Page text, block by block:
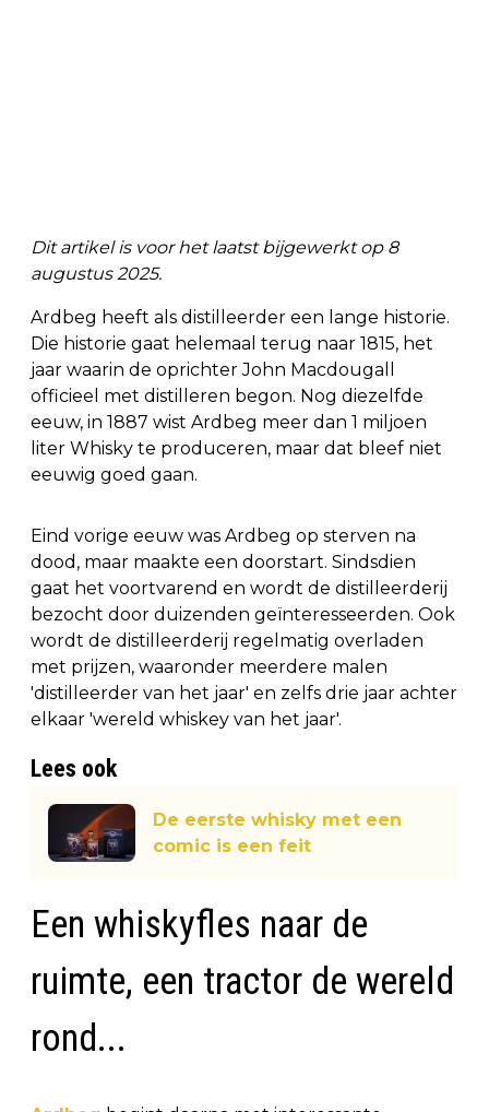
Dit artikel is voor het laatst bijgewerkt op 8
augustus 2025.
Ardbeg heeft als distilleerder een lange historie.
Die historie gaat helemaal terug naar 1815, het
jaar waarin de oprichter John Macdougall
officieel met distilleren begon. Nog diezelfde
eeuw, in 1887 wist Ardbeg meer dan 1 miljoen
liter Whisky te produceren, maar dat bleef niet
eeuwig goed gaan.
Eind vorige eeuw was Ardbeg op sterven na
dood, maar maakte een doorstart. Sindsdien
gaat het voortvarend en wordt de distilleerderij
bezocht door duizenden geïnteresseerden. Ook
wordt de distilleerderij regelmatig overladen
met prijzen, waaronder meerdere malen
'distilleerder van het jaar' en zelfs drie jaar achter
elkaar 'wereld whiskey van het jaar'.
Lees ook
De eerste whisky met een
comic is een feit
Een whiskyfles naar de
ruimte, een tractor de wereld
rond...